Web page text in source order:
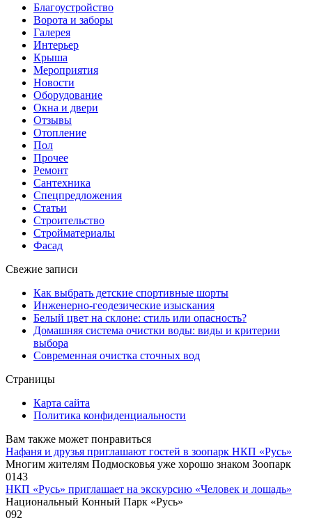
Благоустройство
Ворота и заборы
Галерея
Интерьер
Крыша
Мероприятия
Новости
Оборудование
Окна и двери
Отзывы
Отопление
Пол
Прочее
Ремонт
Сантехника
Спецпредложения
Статьи
Строительство
Стройматериалы
Фасад
Свежие записи
Как выбрать детские спортивные шорты
Инженерно-геодезические изыскания
Белый цвет на склоне: стиль или опасность?
Домашняя система очистки воды: виды и критерии
выбора
Современная очистка сточных вод
Страницы
Карта сайта
Политика конфиденциальности
Вам также может понравиться
Нафаня и друзья приглашают гостей в зоопарк НКП «Русь»
Многим жителям Подмосковья уже хорошо знаком Зоопарк
0143
НКП «Русь» приглашает на экскурсию «Человек и лошадь»
Национальный Конный Парк «Русь»
092